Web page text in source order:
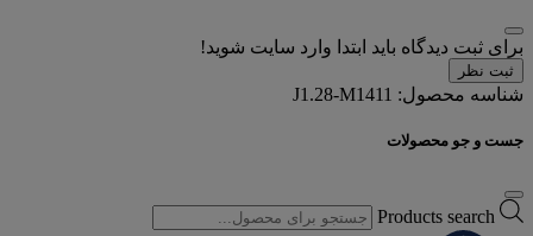
برای ثبت دیدگاه باید ابتدا وارد سایت شوید!
ثبت نظر
شناسه محصول: J1.28-M1411
جست و جو محصولات
Products search